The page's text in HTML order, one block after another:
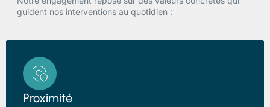
guident nos interventions au quotidien :
Proximité